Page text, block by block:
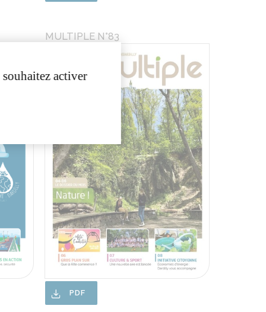
MULTIPLE N°83
PDF
activer